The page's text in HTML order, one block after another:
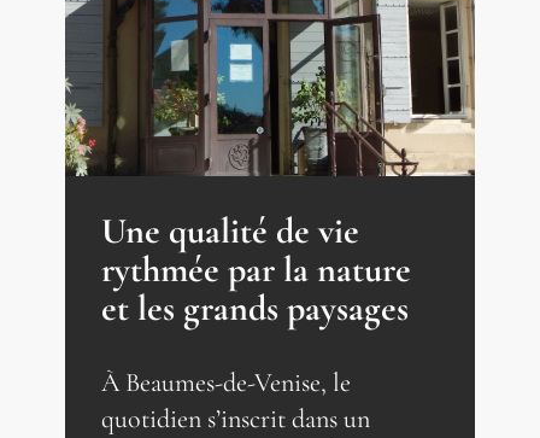
Une qualité de vie
rythmée par la nature
et les grands paysages
À Beaumes-de-Venise, le
quotidien s’inscrit dans un